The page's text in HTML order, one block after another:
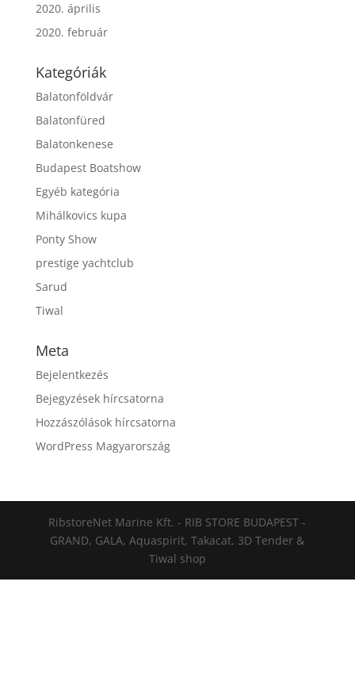
2020. április
2020. február
Kategóriák
Balatonföldvár
Balatonfüred
Balatonkenese
Budapest Boatshow
Egyéb kategória
Mihálkovics kupa
Ponty Show
prestige yachtclub
Sarud
Tiwal
Meta
Bejelentkezés
Bejegyzések hírcsatorna
Hozzászólások hírcsatorna
WordPress Magyarország
RibstoreNet Marine Kft. - RIB STORE BUDAPEST -
GRAND, GALA, Aquaspirit, Takacat, 3D Tender &
Tiwal shop